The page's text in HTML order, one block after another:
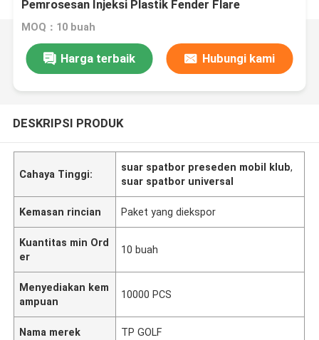
Pemrosesan Injeksi Plastik Fender Flare
MOQ：10 buah
Harga terbaik Hubungi kami
DESKRIPSI PRODUK
Cahaya Tinggi:
suar spatbor preseden mobil klub,
suar spatbor universal
Kemasan rincian Paket yang diekspor
Kuantitas min Ord
er
10 buah
Menyediakan kem
ampuan
10000 PCS
Nama merek TP GOLF